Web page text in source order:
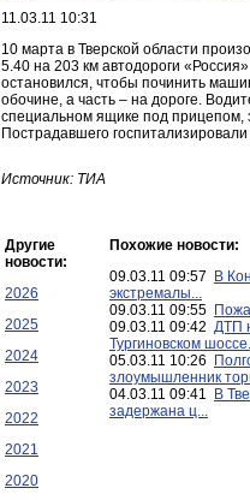
11.03.11 10:31
10 марта в Тверской области
5.40 на 203 км автодороги
остановился, чтобы починить
обочине, а часть – на дороге.
специальном ящике под прицепом,
Пострадавшего
Источник: ТИА
Другие
новости:
2026
2025
2024
2023
2022
2021
2020
Похожие новости:
09.03.11 09:57
В
экстремалы...
09.03.11 09:55
09.03.11 09:42 ДТП
Тургиновском
05.03.11 10:26
злоумышленник
04.03.11 09:41
В
задержана ц...